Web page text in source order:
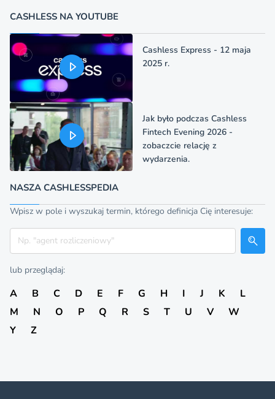
CASHLESS NA YOUTUBE
Cashless Express - 12 maja
2025 r.
Jak było podczas Cashless
Fintech Evening 2026 -
zobaczcie relację z
wydarzenia.
NASZA CASHLESSPEDIA
Wpisz w pole i wyszukaj termin, którego definicja Cię interesuje:
Szukaj
lub przeglądaj:
A B C D E F G H I J K
L
M
N O P Q R S T U V
W
Y
Z